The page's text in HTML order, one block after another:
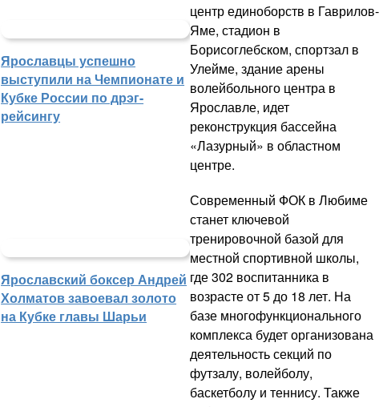
Ярославцы успешно
выступили на Чемпионате и
Кубке России по дрэг-
рейсингу
Ярославский боксер Андрей
Холматов завоевал золото
на Кубке главы Шарьи
центр единоборств в Гаврилов-
Яме, стадион в
Борисоглебском, спортзал в
Улейме, здание арены
волейбольного центра в
Ярославле, идет
реконструкция бассейна
«Лазурный» в областном
центре.
Современный ФОК в Любиме
станет ключевой
тренировочной базой для
местной спортивной школы,
где 302 воспитанника в
возрасте от 5 до 18 лет. На
базе многофункционального
комплекса будет организована
деятельность секций по
футзалу, волейболу,
баскетболу и теннису. Также